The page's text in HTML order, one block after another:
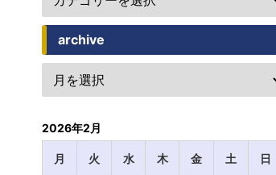
archive
2026年2月
月 火 水 木 金 土 日